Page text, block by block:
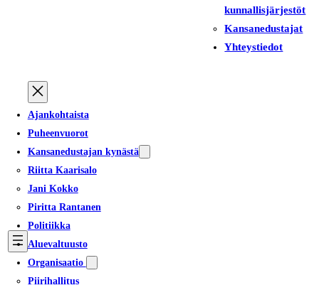
kunnallisjärjestöt
Kansanedustajat
Yhteystiedot
Ajankohtaista
Puheenvuorot
Kansanedustajan kynästä
Riitta Kaarisalo
Jani Kokko
Piritta Rantanen
Politiikka
Aluevaltuusto
Organisaatio
Piirihallitus